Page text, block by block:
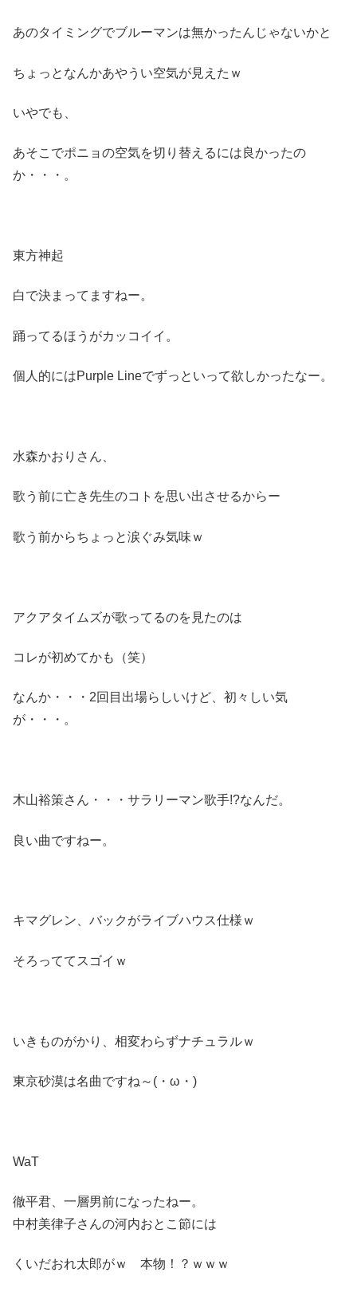
あのタイミングでブルーマンは無かったんじゃないかと
ちょっとなんかあやうい空気が見えたｗ
いやでも、
あそこでポニョの空気を切り替えるには良かったの
か・・・。
東方神起
白で決まってますねー。
踊ってるほうがカッコイイ。
個人的にはPurple Lineでずっといって欲しかったなー。
水森かおりさん、
歌う前に亡き先生のコトを思い出させるからー
歌う前からちょっと涙ぐみ気味ｗ
アクアタイムズが歌ってるのを見たのは
コレが初めてかも（笑）
なんか・・・2回目出場らしいけど、初々しい気
が・・・。
木山裕策さん・・・サラリーマン歌手!?なんだ。
良い曲ですねー。
キマグレン、バックがライブハウス仕様ｗ
そろっててスゴイｗ
いきものがかり、相変わらずナチュラルｗ
東京砂漠は名曲ですね～(・ω・)
WaT
徹平君、一層男前になったねー。
中村美律子さんの河内おとこ節には
くいだおれ太郎がｗ 本物！？ｗｗｗ